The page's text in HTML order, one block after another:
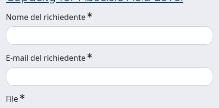
Nome del richiedente
E-mail del richiedente
File